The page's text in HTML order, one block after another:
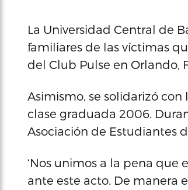
La Universidad Central de
familiares de las víctimas
del Club Pulse en Orlando,
Asimismo, se solidarizó con
clase graduada 2006.
Asociación de Estudiantes
‘Nos unimos a la pena que
ante este acto. De manera